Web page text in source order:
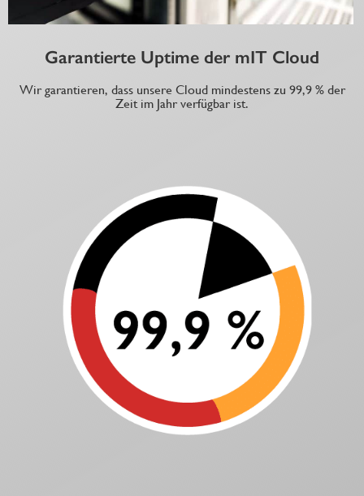
Garantierte Uptime der mIT Cloud
Wir garantieren, dass unsere Cloud mindestens zu 99,9 % der
Zeit im Jahr verfügbar ist.